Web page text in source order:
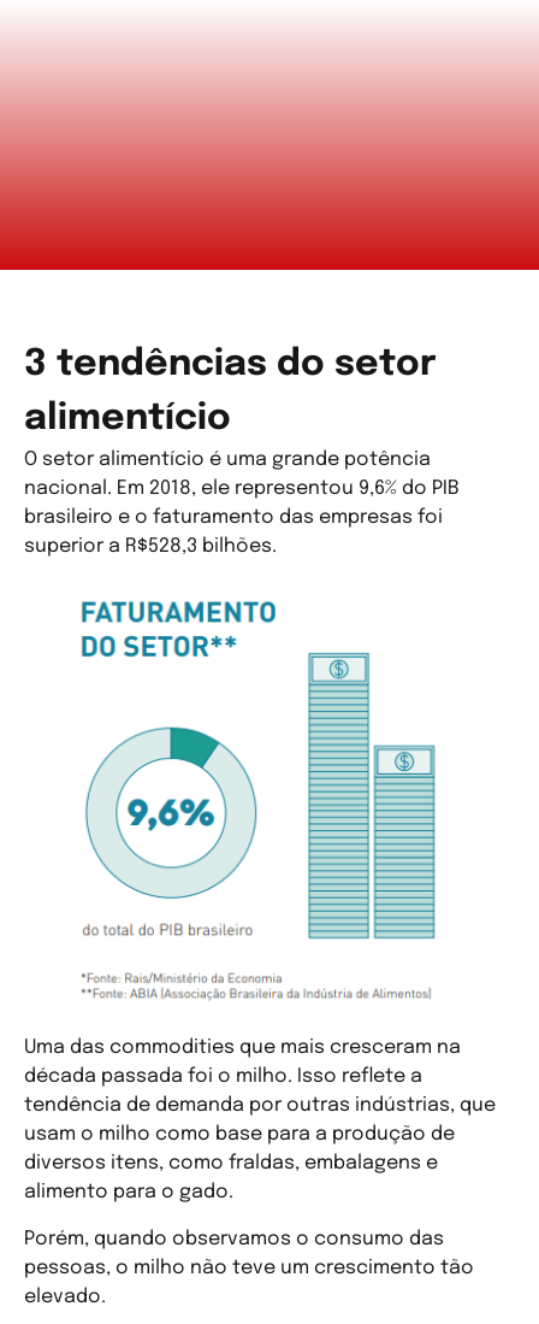
3 tendências do setor
alimentício
O setor alimentício é uma grande potência
nacional. Em 2018, ele representou 9,6% do PIB
brasileiro e o faturamento das empresas foi
superior a R$528,3 bilhões.
Uma das commodities que mais cresceram na
década passada foi o milho. Isso reflete a
tendência de demanda por outras indústrias, que
usam o milho como base para a produção de
diversos itens, como fraldas, embalagens e
alimento para o gado.
Porém, quando observamos o consumo das
pessoas, o milho não teve um crescimento tão
elevado.